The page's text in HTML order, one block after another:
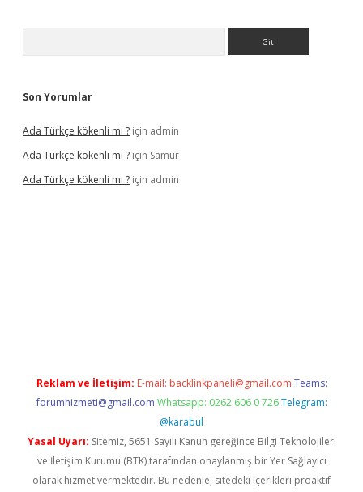
Son Yorumlar
Ada Türkçe kökenli mi ? için admin
Ada Türkçe kökenli mi ? için Samur
Ada Türkçe kökenli mi ? için admin
Reklam ve İletişim: E-mail: backlinkpaneli@gmail.com Teams:
forumhizmeti@gmail.com Whatsapp: 0262 606 0 726 Telegram:
@karabul
Yasal Uyarı: Sitemiz, 5651 Sayılı Kanun gereğince Bilgi Teknolojileri
ve İletişim Kurumu (BTK) tarafından onaylanmış bir Yer Sağlayıcı
olarak hizmet vermektedir. Bu nedenle, sitedeki içerikleri proaktif